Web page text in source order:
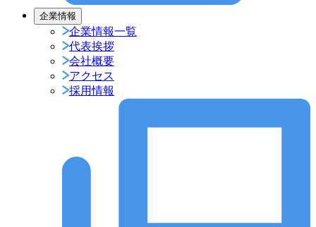
企業情報
企業情報一覧
代表挨拶
会社概要
アクセス
採用情報